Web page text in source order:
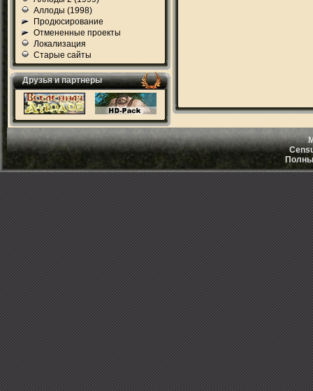
Аллоды (1998)
Продюсирование
Отмененные проекты
Локализация
Старые сайты
Друзья и партнеры